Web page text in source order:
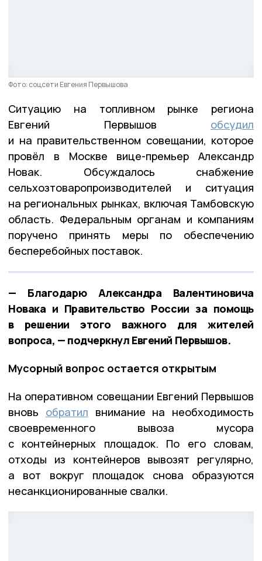
Фото: соцсети Евгения Первышова
Ситуацию на топливном рынке региона
Евгений Первышов обсудил
и на правительственном совещании, которое
провёл в Москве вице-премьер Александр
Новак. Обсуждалось снабжение
сельхозтоваропроизводителей и ситуация
на региональных рынках, включая Тамбовскую
область. Федеральным органам и компаниям
поручено принять меры по обеспечению
бесперебойных поставок.
— Благодарю Александра Валентиновича
Новака и Правительство России за помощь
в решении этого важного для жителей
вопроса, — подчеркнул Евгений Первышов.
Мусорный вопрос остается открытым
На оперативном совещании Евгений Первышов
вновь обратил внимание на необходимость
своевременного вывоза мусора
с контейнерных площадок. По его словам,
отходы из контейнеров вывозят регулярно,
а вот вокруг площадок снова образуются
несанкционированные свалки.